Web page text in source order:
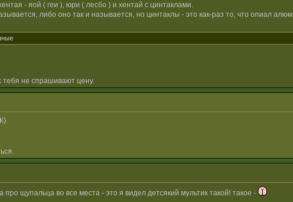
- яой ( геи ), юри ( лесбо ) и хентай с цинтаклами.
либо оно так и называется, но цинтаклы - это как-раз то, что опиал алюм
тебя не спрашивают цену.
про щупальца во все места - это я видел детсякий мультик такой! такое -